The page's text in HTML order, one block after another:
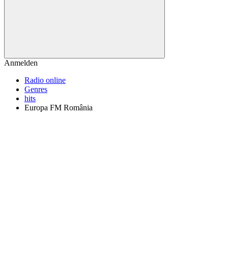
Anmelden
Radio online
Genres
hits
Europa FM România